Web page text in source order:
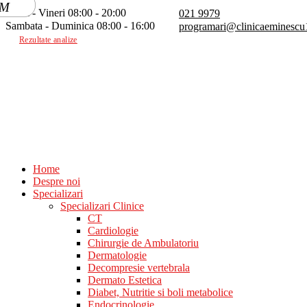
Luni - Vineri 08:00 - 20:00
Sambata - Duminica 08:00 - 16:00
021 9979
Rezultate analize
Home
Despre noi
Specializari
Specializari Clinice
CT
Cardiologie
Chirurgie de Ambulatoriu
Dermatologie
Decompresie vertebrala
Dermato Estetica
Diabet, Nutritie si boli metabolice
Endocrinologie